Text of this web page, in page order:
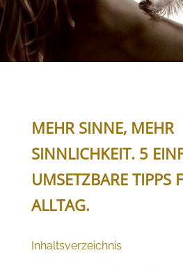
MEHR SINNE, MEHR
SINNLICHKEIT. 5
UMSETZBARE TIPPS
ALLTAG.
Inhaltsverzeichnis